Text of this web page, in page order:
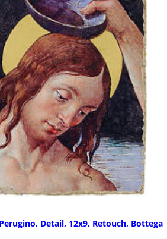
Detail, 12x9, Retouch, Bottega